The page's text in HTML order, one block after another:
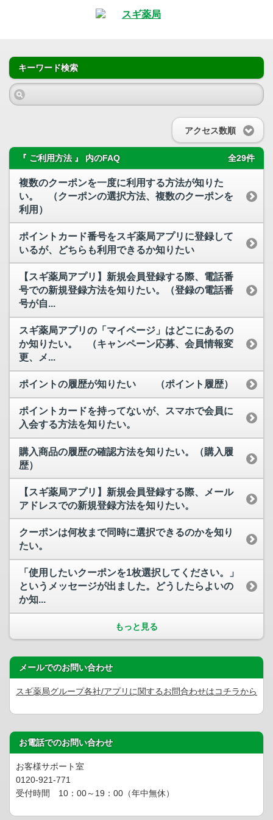
キーワード検索
アクセス数順
『 ご利用方法 』 内のFAQ 全29件
複数のクーポンを一度に利用する方法が知りた
い。 （クーポンの選択方法、複数のクーポンを
利用）
ポイントカード番号をスギ薬局アプリに登録して
いるが、どちらも利用できるか知りたい
【スギ薬局アプリ】新規会員登録する際、電話番
号での新規登録方法を知りたい。（登録の電話番
号が自...
スギ薬局アプリの「マイページ」はどこにあるの
か知りたい。 （キャンペーン応募、会員情報変
更、メ...
ポイントの履歴が知りたい （ポイント履歴）
ポイントカードを持ってないが、スマホで会員に
入会する方法を知りたい。
購入商品の履歴の確認方法を知りたい。（購入履
歴）
【スギ薬局アプリ】新規会員登録する際、メール
アドレスでの新規登録方法を知りたい。
クーポンは何枚まで同時に選択できるのかを知り
たい。
「使用したいクーポンを1枚選択してください。」
というメッセージが出ました。どうしたらよいの
か知...
もっと見る
メールでのお問い合わせ
スギ薬局グループ各社/アプリに関するお問合わせはコチラから
お電話でのお問い合わせ
お客様サポート室
0120-921-771
受付時間 10：00～19：00（年中無休）